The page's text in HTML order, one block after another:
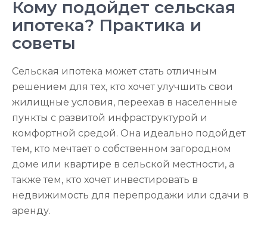
Кому подойдет сельская
ипотека? Практика и
советы
Сельская ипотека может стать отличным
решением для тех, кто хочет улучшить свои
жилищные условия, переехав в населенные
пункты с развитой инфраструктурой и
комфортной средой. Она идеально подойдет
тем, кто мечтает о собственном загородном
доме или квартире в сельской местности, а
также тем, кто хочет инвестировать в
недвижимость для перепродажи или сдачи в
аренду.